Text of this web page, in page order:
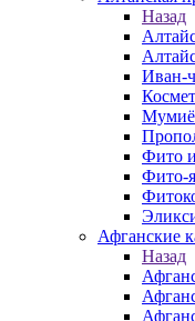
Назад
Иван-
Мумиё
Фито
Фито-
Афганские
Назад